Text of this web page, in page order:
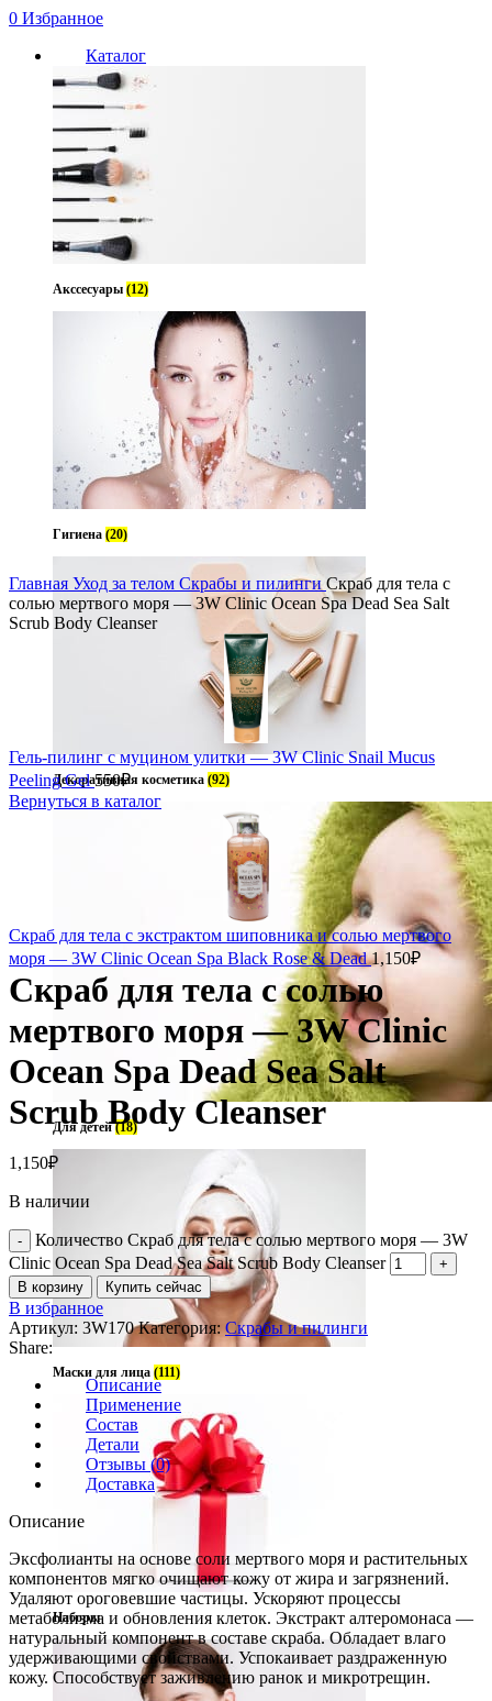
0 Избранное
Каталог
Акссесуары (12)
Гигиена (20)
Декоративная косметика (92)
Для детей(18)
Маски для лица (111)
Наборы
Главная Уход за телом Скрабы и пилинги Скраб для тела с
солью мертвого моря — 3W Clinic Ocean Spa Dead Sea Salt
Scrub Body Cleanser
Гель-пилинг с муцином улитки — 3W Clinic Snail Mucus
Peeling Gel550₽
Вернуться в каталог
Скраб для тела с экстрактом шиповника и солью мертвого
моря — 3W Clinic Ocean Spa Black Rose & Dead1,150₽
Скраб для тела с солью
мертвого моря — 3W Clinic
Ocean Spa Dead Sea Salt
Scrub Body Cleanser
1,150₽
В наличии
Количество Скраб для тела с солью мертвого моря — 3W
Clinic Ocean Spa Dead Sea Salt Scrub Body Cleanser
В корзину Купить сейчас
В избранное
Артикул: 3W170Категория: Скрабы и пилинги
Share:
Описание
Применение
Состав
Детали
Отзывы (0)
Доставка
Описание
Эксфолианты на основе соли мертвого моря и растительных
компонентов мягко очищают кожу от жира и загрязнений.
Удаляют ороговевшие частицы. Ускоряют процессы
метаболизма и обновления клеток. Экстракт алтеромонаса —
натуральный компонент в составе скраба. Обладает влаго
удерживающими свойствами. Успокаивает раздраженную
кожу. Способствует заживлению ранок и микротрещин.